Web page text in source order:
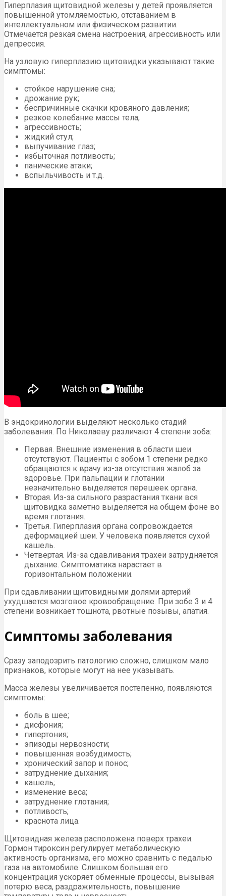
Гиперплазия щитовидной железы у детей проявляется
повышенной утомляемостью, отставанием в
интеллектуальном или физическом развитии.
Отмечается резкая смена настроения, агрессивность или
депрессия.
На узловую гиперплазию щитовидки указывают такие
симптомы:
стойкое нарушение сна;
дрожание рук;
беспричинные скачки кровяного давления;
резкое колебание массы тела;
агрессивность;
жидкий стул;
выпучивание глаз;
избыточная потливость;
панические атаки;
вспыльчивость и т.д.
В эндокринологии выделяют несколько стадий
заболевания. По Николаеву различают 4 степени зоба:
Первая. Внешние изменения в области шеи
отсутствуют. Пациенты с зобом 1 степени редко
обращаются к врачу из-за отсутствия жалоб за
здоровье. При пальпации и глотании
незначительно выделяется перешеек органа.
Вторая. Из-за сильного разрастания ткани вся
щитовидка заметно выделяется на общем фоне во
время глотания.
Третья. Гиперплазия органа сопровождается
деформацией шеи. У человека появляется сухой
кашель.
Четвертая. Из-за сдавливания трахеи затрудняется
дыхание. Симптоматика нарастает в
горизонтальном положении.
При сдавливании щитовидными долями артерий
ухудшается мозговое кровообращение. При зобе 3 и 4
степени возникает тошнота, рвотные позывы, апатия.
Симптомы заболевания
Сразу заподозрить патологию сложно, слишком мало
признаков, которые могут на нее указывать.
Масса железы увеличивается постепенно, появляются
симптомы:
боль в шее;
дисфония;
гипертония;
эпизоды нервозности;
повышенная возбудимость;
хронический запор и понос;
затруднение дыхания;
кашель;
изменение веса;
затруднение глотания;
потливость;
краснота лица.
Щитовидная железа расположена поверх трахеи.
Гормон тироксин регулирует метаболическую
активность организма, его можно сравнить с педалью
газа на автомобиле. Слишком большая его
концентрация ускоряет обменные процессы, вызывая
потерю веса, раздражительность, повышение